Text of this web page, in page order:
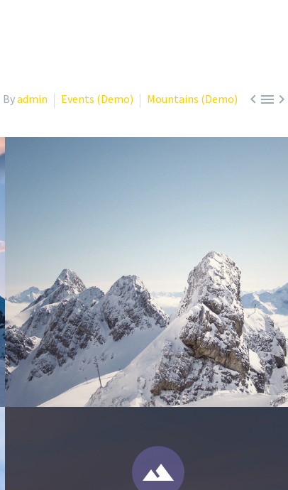

Byadmin Events (Demo) Mountains (Demo)